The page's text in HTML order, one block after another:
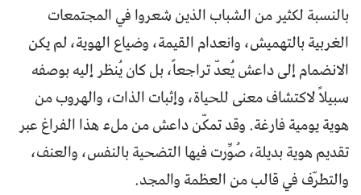
بالنسبة لكثير من الشباب الذين شعروا في المجتمعات
الغربية بالتهميش، وانعدام القيمة، وضياع الهوية، لم يكن
الانضمام إلى داعش يُعدّ تراجعاً، بل كان يُنظر إليه بوصفه
سبيلاً لاكتشاف معنى للحياة، وإثبات الذات، والهروب من
هوية يومية فارغة. وقد تمكّن داعش من ملء هذا الفراغ عبر
تقديم هوية بديلة، صُوِّرت فيها التضحية بالنفس، والعنف،
والتطرّف في قالب من العظمة والمجد.